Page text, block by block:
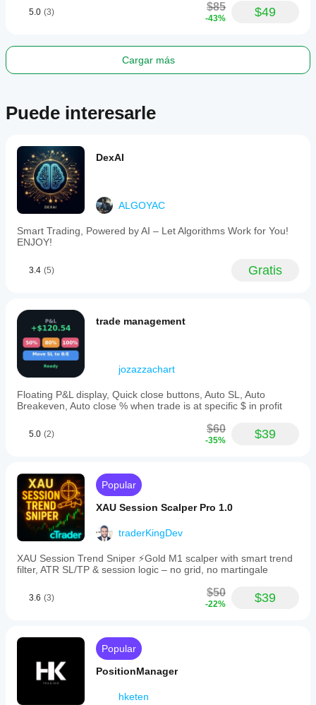
5.0 (3) $85
-43% $49
Cargar más
Puede interesarle
DexAI
ALGOYAC
Smart Trading, Powered by AI – Let Algorithms Work for You!
ENJOY!
3.4 (5) Gratis
trade management
jozazzachart
Floating P&L display, Quick close buttons, Auto SL, Auto
Breakeven, Auto close % when trade is at specific $ in profit
5.0 (2) $60
-35% $39
Popular
XAU Session Scalper Pro 1.0
traderKingDev
XAU Session Trend Sniper ⚡️Gold M1 scalper with smart trend
filter, ATR SL/TP & session logic – no grid, no martingale
3.6 (3) $50
-22% $39
Popular
PositionManager
hketen